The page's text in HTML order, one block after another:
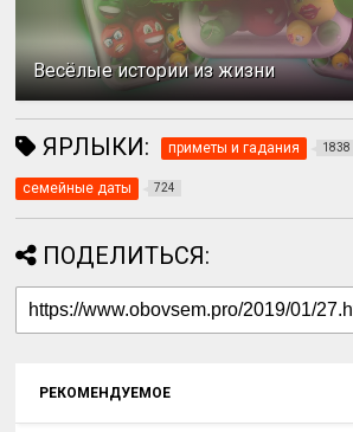
Весёлые истории из жизни
ЯРЛЫКИ: приметы и гадания 1838
семейные даты 724
ПОДЕЛИТЬСЯ:
РЕКОМЕНДУЕМОЕ